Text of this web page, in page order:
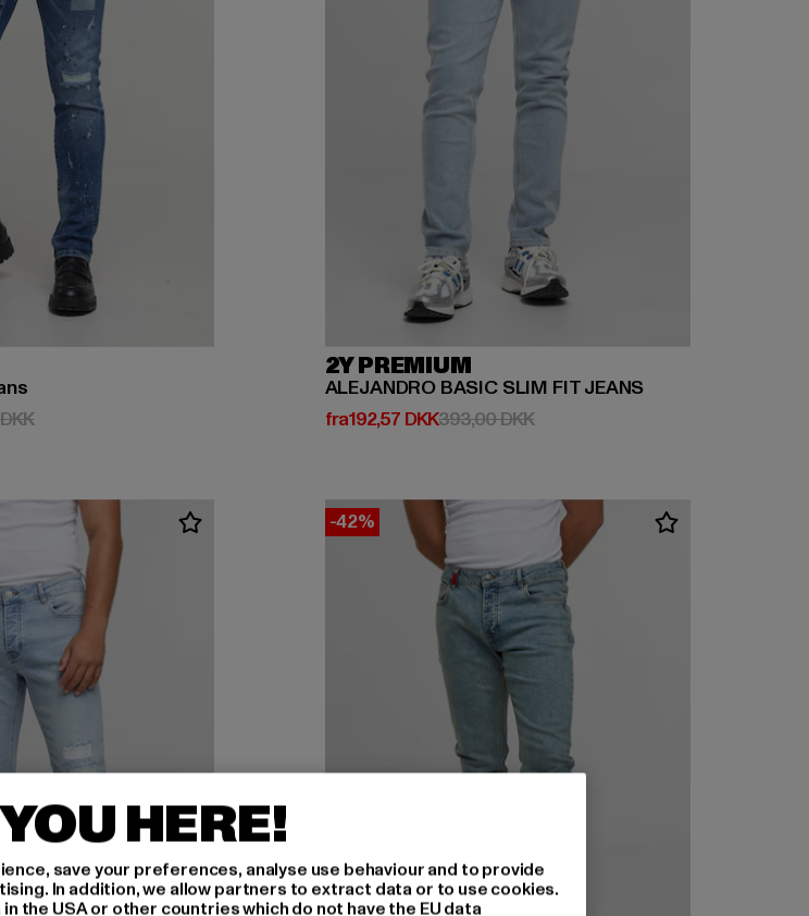
DKK
Kampagnepris: 393,00 DKK
2Y PREMIUM
ALEJANDRO BASIC SLIM FIT JEANS
fra192,57 DKK
Nuværende pris: Fra 192,57 DKK
393,00 DKKKampagnepris: 393,00 DKK
-42%
HERE!
save your preferences, analyse use behaviour and to provide
In addition, we allow partners to extract data or to use cookies.
the USA or other countries which do not have the EU data